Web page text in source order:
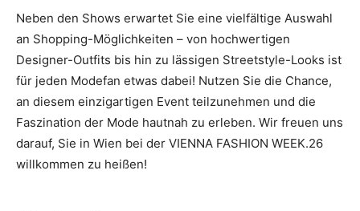
Neben den Shows erwartet Sie eine vielfältige Auswahl
an Shopping-Möglichkeiten – von hochwertigen
Designer-Outfits bis hin zu lässigen Streetstyle-Looks ist
für jeden Modefan etwas dabei! Nutzen Sie die Chance,
an diesem einzigartigen Event teilzunehmen und die
Faszination der Mode hautnah zu erleben. Wir freuen uns
darauf, Sie in Wien bei der VIENNA FASHION WEEK.26
willkommen zu heißen!